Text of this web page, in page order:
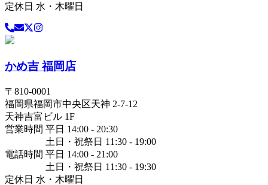
定休日 水・木曜日
かめ吉 福岡店
〒 810-0001
福岡県福岡市中央区天神 2-7-12
天神吉富ビル 1F
営業時間 平日 14:00 - 20:30
土日・祝祭日 11:30 - 19:00
電話時間 平日 14:00 - 21:00
土日・祝祭日 11:30 - 19:30
定休日 水・木曜日